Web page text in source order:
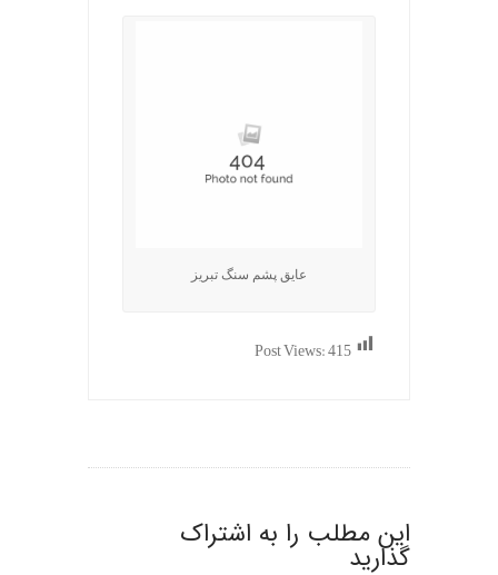
عایق پشم سنگ تبریز
Post Views:415
این مطلب را به اشتراک
گذارید